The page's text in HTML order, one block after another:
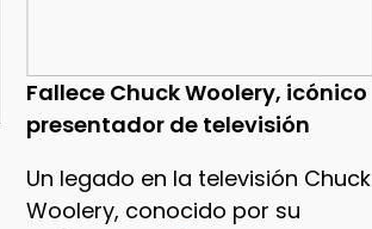
Fallece Chuck Woolery, icónico
presentador de televisión
Un legado en la televisión Chuck
Woolery, conocido por su